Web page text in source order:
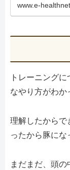
www.e-
トレーニング
なやり方がわか
理解したからで
ったから豚にな
まだまだ、頭